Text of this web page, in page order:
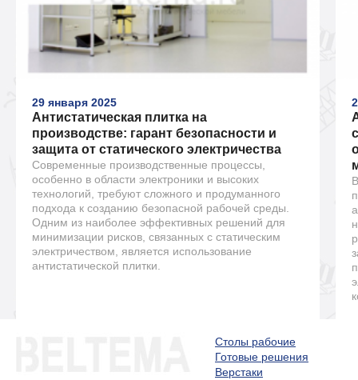
29 января 2025
Антистатическая плитка на
производстве: гарант безопасности и
защита от статического электричества
Современные производственные процессы,
особенно в области электроники и высоких
технологий, требуют сложного и продуманного
подхода к созданию безопасной рабочей среды.
Одним из наиболее эффективных решений для
минимизации рисков, связанных с статическим
электричеством, является использование
антистатической плитки.
Столы рабочие
Готовые решения
Верстаки